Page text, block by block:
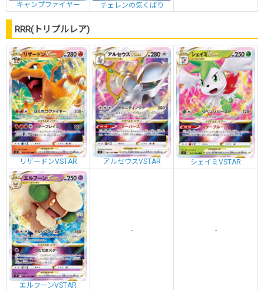
キャンプファイヤー チェレンの気くばり
RRR(トリプルレア)
リザードンVSTAR アルセウスVSTAR シェイミVSTAR
エルフーンVSTAR
- -